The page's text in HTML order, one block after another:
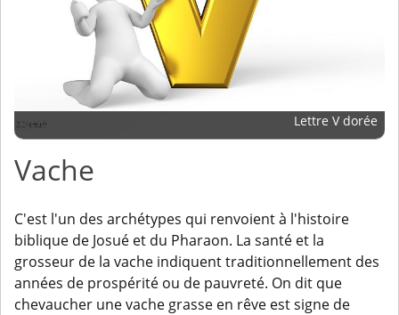
Lettre V dorée
Vache
C'est l'un des archétypes qui renvoient à l'histoire
biblique de Josué et du Pharaon. La santé et la
grosseur de la vache indiquent traditionnellement des
années de prospérité ou de pauvreté. On dit que
chevaucher une vache grasse en rêve est signe de